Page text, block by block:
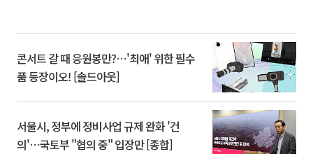
콘서트 갈 때 응원봉만?⋯'최애' 위한 필수
품 등장이오! [솔드아웃]
서울시, 정부에 정비사업 규제 완화 '건
의'⋯국토부 "협의 중" 입장만 [종합]